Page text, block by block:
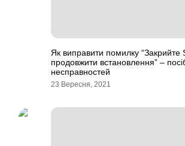
Як виправити помилку
продовжити встановлення” –
несправностей
23 Вересня, 2021